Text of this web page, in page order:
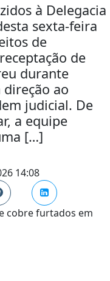
à Delegacia
sexta-feira
de
de
durante
ao
judicial. De
a equipe
[…]
14:08